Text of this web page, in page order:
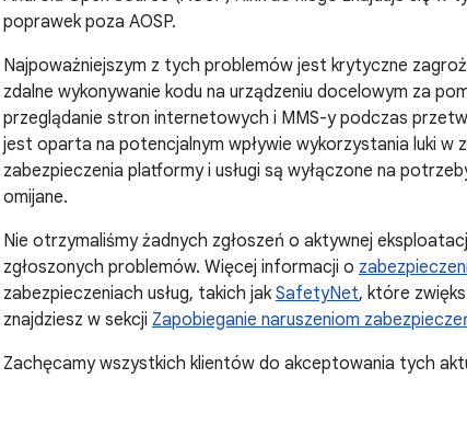
poprawek poza AOSP.
Najpoważniejszym z tych problemów jest krytyczne
zdalne wykonywanie kodu na urządzeniu docelowym za
przeglądanie stron internetowych i MMS-y podczas
jest oparta na potencjalnym wpływie wykorzystania luki w
zabezpieczenia platformy i usługi są wyłączone na
omijane.
Nie otrzymaliśmy żadnych zgłoszeń o aktywnej
zgłoszonych problemów. Więcej informacji o
zabezpieczeniach usług, takich jak SafetyNet, które
znajdziesz w sekcji Zapobieganie naruszeniom
Zachęcamy wszystkich klientów do akceptowania tych